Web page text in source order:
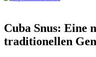
Cuba Snus: Eine
traditionellen